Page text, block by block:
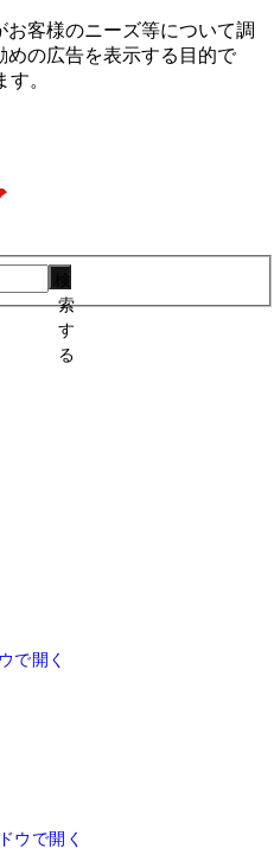
客様のニーズ等について調
の広告を表⽰する⽬的で
。
索
す
る
で開く
ウで開く